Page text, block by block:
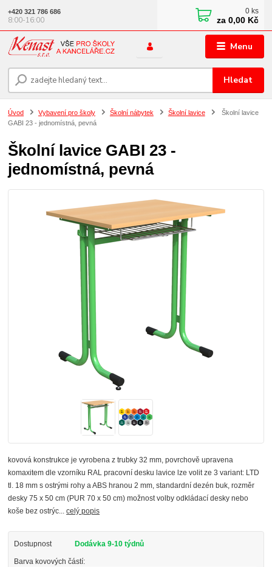
Menu
Hledat
+420 321 786 686
8:00-16:00
0 ks
za 0,00 Kč
Úvod Vybavení pro školy Školní nábytek Školní lavice
Školní lavice
GABI 23 - jednomístná, pevná
Školní lavice GABI 23 -
jednomístná, pevná
kovová konstrukce je vyrobena z trubky 32 mm, povrchově upravena
komaxitem dle vzorníku RAL pracovní desku lavice lze volit ze 3 variant: LTD
tl. 18 mm s ostrými rohy a ABS hranou 2 mm, standardní dezén buk, rozměr
desky 75 x 50 cm (PUR 70 x 50 cm) možnost volby odkládací desky nebo
koše bez ostrýc...celý popis
Dostupnost Dodávka 9-10 týdnů
Barva kovových částí: